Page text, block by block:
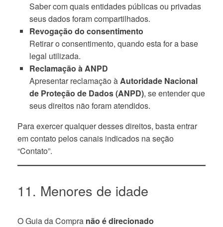
Saber com quais entidades públicas ou privadas
seus dados foram compartilhados.
Revogação do consentimento
Retirar o consentimento, quando esta for a base
legal utilizada.
Reclamação à ANPD
Apresentar reclamação àAutoridade Nacional
de Proteção de Dados (ANPD), se entender que
seus direitos não foram atendidos.
Para exercer qualquer desses direitos, basta entrar
em contato pelos canais indicados na seção
“Contato”.
11. Menores de idade
O Guia da Compra não é direcionado